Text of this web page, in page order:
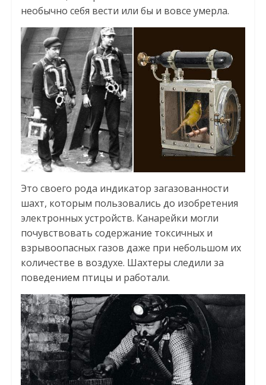
необычно себя вести или бы и вовсе умерла.
Это своего рода индикатор загазованности
шахт, которым пользовались до изобретения
электронных устройств. Канарейки могли
почувствовать содержание токсичных и
взрывоопасных газов даже при небольшом их
количестве в воздухе. Шахтеры следили за
поведением птицы и работали.